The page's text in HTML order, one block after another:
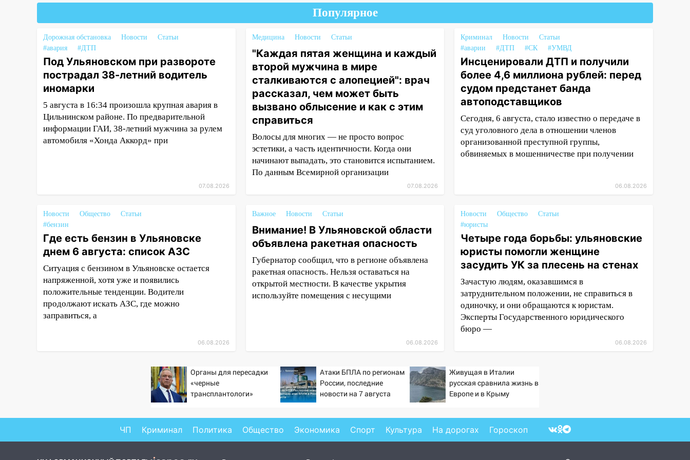
воздушного флота России
19:12 В Ульяновской области
руководителя частной
компании наказали за сокрытие
прошлого своего сотрудник
18:02 В Ульяновск едут звезды
баскетбола!
17:08 Ульяновский областной
суд оставил в силе приговор
руководству
«УльяновскФармации» за
16:02
убрали более 28% площадей
зерновых и зернобобовых
культур
15:51 Бросила кирпич в жену
брата: в Ульяновской области
завели дело на агрессивную
женщину
сбили курьера: крупная авария
Проводил до квартиры и
ограбил: новый кавалер
14:26
движение по улице Ефремова
Популярное
Дорожная обстановка Новости
Статьи
#авария
#ДТП
Под Ульяновском при развороте
пострадал 38-летний водитель
иномарки
5 августа в 16:34 произошла крупная авария в
Цильнинском районе. По предварительной
информации ГАИ, 38-летний мужчина за рулем
автомобиля «Хонда Аккорд» при
07.08.2026
Медицина Новости Статьи
"Каждая пятая женщина и каждый
второй мужчина в мире
сталкиваются с алопецией": врач
рассказал, чем может быть
вызвано облысение и как с этим
справиться
Волосы для многих — не просто вопрос
эстетики, а часть идентичности. Когда они
начинают выпадать, это становится испытанием.
По данным Всемирной организации
07.08.2026
Криминал Новости
Статьи
#аварии
#ДТП #СК #УМВД
Инсценировали ДТП и получили
более 4,6 миллиона рублей: перед
судом предстанет банда
автоподставщиков
Сегодня, 6 августа, стало известно о передаче в
суд уголовного дела в отношении членов
организованной преступной группы,
обвиняемых в мошенничестве при получении
06.08.2026
Новости Общество
Статьи
#бензин
Где есть бензин в Ульяновске
днем 6 августа: список АЗС
Ситуация с бензином в Ульяновске остается
напряженной, хотя уже и появились
положительные тенденции. Водители
продолжают искать АЗС, где можно
заправиться, а
06.08.2026
Важное Новости Статьи
Внимание! В Ульяновской области
объявлена ракетная опасность
Губернатор сообщил, что в регионе объявлена
ракетная опасность. Нельзя оставаться на
открытой местности. В качестве укрытия
используйте помещения с несущими
06.08.2026
Новости Общество
Статьи
#юристы
Четыре года борьбы: ульяновские
юристы помогли женщине
засудить УК за плесень на стенах
Зачастую людям, оказавшимся в
затруднительном положении, не справиться в
одиночку, и они обращаются к юристам.
Эксперты Государственного юридического
бюро —
06.08.2026
Органы для пересадки
«черные
трансплантологи»
Атаки БПЛА по регионам
России, последние
новости на 7 августа
состояние пострадавших
Живущая в Италии
русская сравнила жизнь в
Европе и в Крыму
ЧП Криминал Политика Общество Экономика Спорт Культура На дорогах Гороскоп